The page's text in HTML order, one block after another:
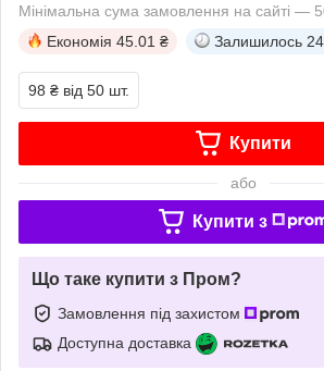
Мінімальна сума замовлення на сайті —
Економія 45.01 ₴ Залишилось
98 ₴ від 50 шт.
Купити
або
Купити з
Що таке купити з Пром?
Замовлення під захистом
Доступна доставка